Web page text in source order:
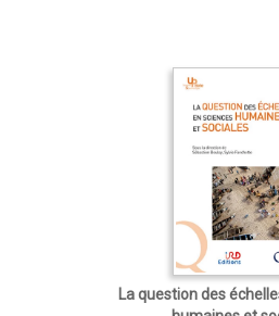
La question des